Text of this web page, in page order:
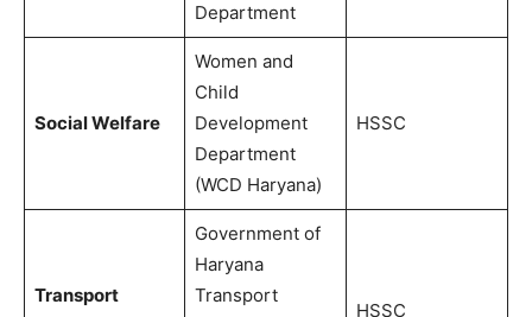
Department
Social Welfare
Women and
Child
Development
Department
(WCD Haryana)
HSSC
Transport
Government of
Haryana
Transport
HSSC